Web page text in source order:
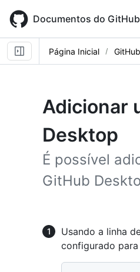
main
content
Documentos do GitHub
Página Inicial
Adicionar
Desktop
É possível
GitHub
Usando a linha
configurado